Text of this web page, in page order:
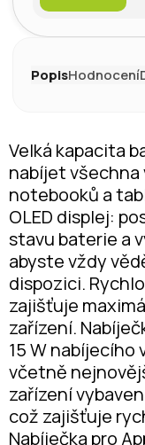
PopisHodnocení
Velká kapacita
nabíjet všechna
notebooků a
OLED displej:
stavu baterie a
abyste vždy
dispozici.
zajišťuje
zařízení.
15 W nabíjecího
včetně
zařízení
což zajišťuje
Nabíječka pro